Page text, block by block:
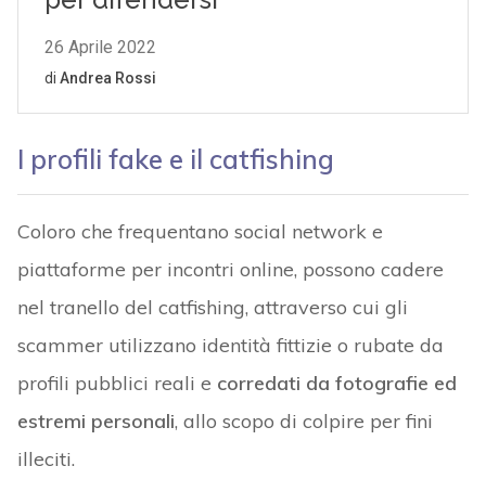
I profili fake e il catfishing
Coloro che frequentano social network e
piattaforme per incontri online, possono cadere
nel tranello del catfishing, attraverso cui gli
scammer utilizzano identità fittizie o rubate da
profili pubblici reali e corredati da fotografie ed
estremi personali, allo scopo di colpire per fini
illeciti.